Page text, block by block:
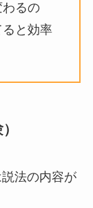
るの
と効率
法の内容が